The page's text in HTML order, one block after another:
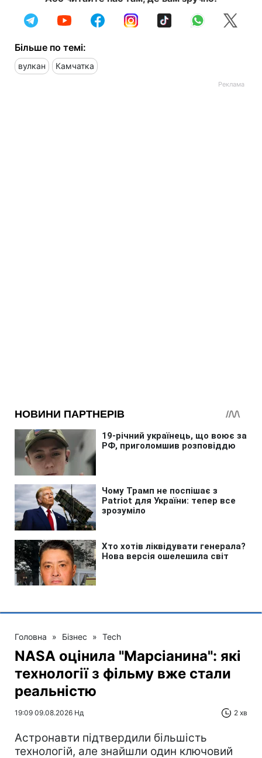
Більше по темі:
вулкан Камчатка
Головна » Бізнес » Tech
NASA оцінила "Марсіанина": які
технології з фільму вже стали
реальністю
19:09 09.08.2026 Нд 2 хв
Астронавти підтвердили більшість
технологій, але знайшли один ключовий